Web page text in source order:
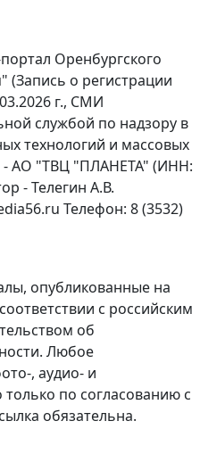
Оренбургского
(Запись о регистрации
г., СМИ
службой по надзору в
технологий и массовых
- АО "ТВЦ "ПЛАНЕТА" (ИНН:
- Телегин А.В.
Телефон: 8 (3532)
опубликованные на
с российским
об
Любое
, аудио- и
по согласованию с
обязательна.